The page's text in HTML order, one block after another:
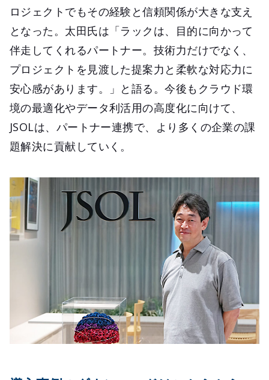
ロジェクトでもその経験と信頼関係が大きな支え
となった。太田氏は「ラックは、目的に向かって
伴走してくれるパートナー。技術力だけでなく、
プロジェクトを見渡した提案力と柔軟な対応力に
安心感があります。」と語る。今後もクラウド環
境の最適化やデータ利活用の高度化に向けて、
JSOLは、パートナー連携で、より多くの企業の課
題解決に貢献していく。